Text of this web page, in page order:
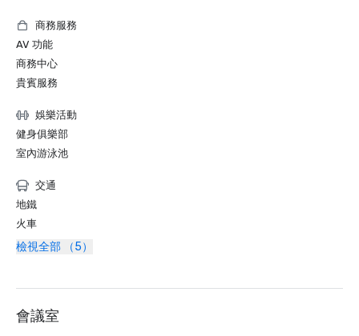
商務服務
AV 功能
商務中心
貴賓服務
娛樂活動
健身俱樂部
室內游泳池
交通
地鐵
火車
檢視全部 （5）
會議室